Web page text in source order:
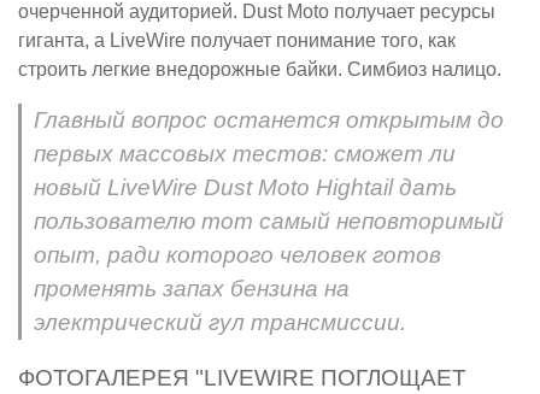
очерченной аудиторией. Dust Moto получает ресурсы
гиганта, а LiveWire получает понимание того, как
строить легкие внедорожные байки. Симбиоз налицо.
Главный вопрос останется открытым до
первых массовых тестов: сможет ли
новый LiveWire Dust Moto Hightail дать
пользователю тот самый неповторимый
опыт, ради которого человек готов
променять запах бензина на
электрический гул трансмиссии.
ФОТОГАЛЕРЕЯ "LIVEWIRE ПОГЛОЩАЕТ